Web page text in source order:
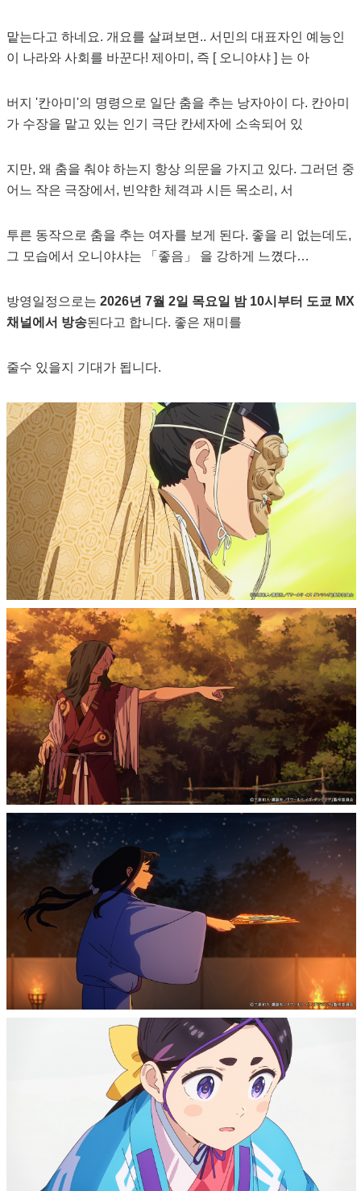
맡는다고 하네요. 개요를 살펴보면.. 서민의 대표자인 예능인
이 나라와 사회를 바꾼다! 제아미, 즉 [ 오니야샤 ] 는 아
버지 '칸아미'의 명령으로 일단 춤을 추는 낭자아이 다. 칸아미
가 수장을 맡고 있는 인기 극단 칸세자에 소속되어 있
지만, 왜 춤을 춰야 하는지 항상 의문을 가지고 있다. 그러던 중
어느 작은 극장에서, 빈약한 체격과 시든 목소리, 서
투른 동작으로 춤을 추는 여자를 보게 된다. 좋을 리 없는데도,
그 모습에서 오니야샤는 「좋음」 을 강하게 느꼈다…
방영일정으로는 2026년 7월 2일 목요일 밤 10시부터 도쿄 MX
채널에서 방송된다고 합니다. 좋은 재미를
줄수 있을지 기대가 됩니다.